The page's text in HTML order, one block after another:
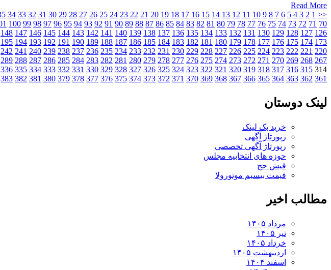
Read More
<<
1
2
3
4
5
6
7
8
9
10
11
12
13
14
15
16
17
18
19
20
21
22
23
24
25
26
27
28
29
30
31
32
33
34
70
71
72
73
74
75
76
77
78
79
80
81
82
83
84
85
86
87
88
89
90
91
92
93
94
95
96
97
98
99
100
126
127
128
129
130
131
132
133
134
135
136
137
138
139
140
141
142
143
144
145
146
147
148
173
174
175
176
177
178
179
180
181
182
183
184
185
186
187
188
189
190
191
192
193
194
195
220
221
222
223
224
225
226
227
228
229
230
231
232
233
234
235
236
237
238
239
240
241
242
267
268
269
270
271
272
273
274
275
276
277
278
279
280
281
282
283
284
285
286
287
288
289
314
315
316
317
318
319
320
321
322
323
324
325
326
327
328
329
330
331
332
333
334
335
336
361
362
363
364
365
366
367
368
369
370
371
372
373
374
375
376
377
378
379
380
381
382
383
لینک دوستان
خرید بک لینک
رپورتاژ آگهی
رپورتاژ آگهی تخصصی
حوزه های انتخابیه مجلس
فیش حج
قیمت بیسیم موتورولا
مطالب اخیر
مرداد ۱۴۰۵
تیر ۱۴۰۵
خرداد ۱۴۰۵
اردیبهشت ۱۴۰۵
اسفند ۱۴۰۴